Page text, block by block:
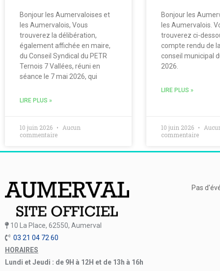
Bonjour les Aumervaloises et
les Aumervalois, Vous
trouverez la délibération,
également affichée en maire,
du Conseil Syndical du PETR
Ternois 7 Vallées, réuni en
séance le 7 mai 2026, qui
LIRE PLUS »
10 juin 2026
Aucun
commentaire
Bonjour les
les Aumervalois.
trouverez ci-
compte rendu de
conseil municipal
2026.
LIRE PLUS »
10 juin 2026
commentaire
10 La Place, 62550, Aumerval
03 21 04 72 60
HORAIRES
Lundi et Jeudi : de 9H à 12H et de 13h à 16h
Pas